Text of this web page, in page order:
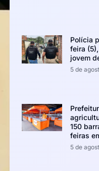
Polícia
feira
jovem
5 de
150
feiras
5 de